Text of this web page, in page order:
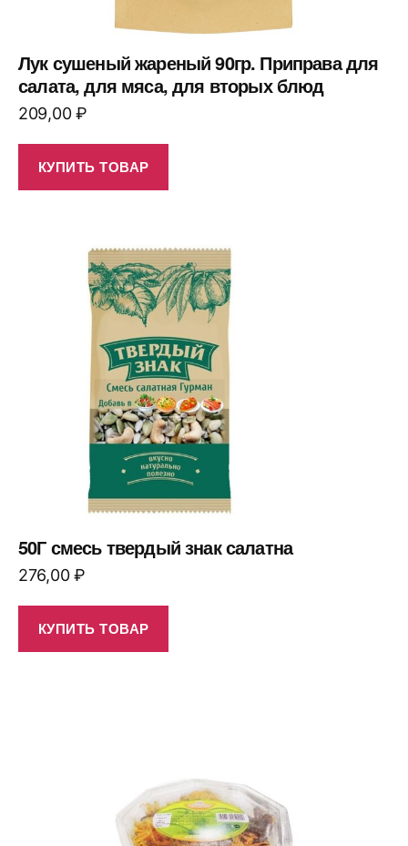
Лук сушеный жареный 90гр. Приправа для
салата, для мяса, для вторых блюд
209,00₽
КУПИТЬ ТОВАР
50Г смесь твердый знак салатна
276,00₽
КУПИТЬ ТОВАР